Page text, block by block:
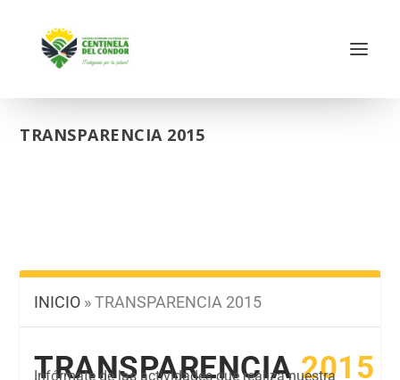
TRANSPARENCIA 2015
INICIO »TRANSPARENCIA 2015
TRANSPARENCIA2015
Infórmate de las actividades que realiza nuestra